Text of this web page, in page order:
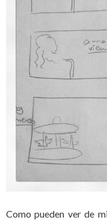
Como pueden ver de